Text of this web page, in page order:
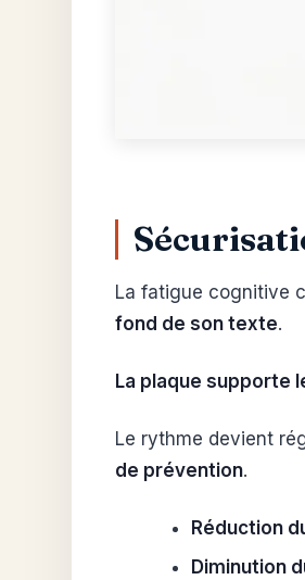
La fatigue cognitive
fond de son texte.
La plaque supporte
Le rythme devient
de prévention.
Réduction
Diminution